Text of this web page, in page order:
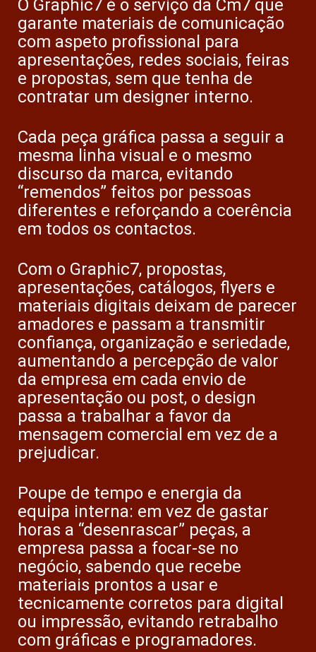
O Graphic7 é o serviço da Cm7 que
garante materiais de comunicação
com aspeto profissional para
apresentações, redes sociais, feiras
e propostas, sem que tenha de
contratar um designer interno.
Cada peça gráfica passa a seguir a
mesma linha visual e o mesmo
discurso da marca, evitando
“remendos” feitos por pessoas
diferentes e reforçando a coerência
em todos os contactos.
Com o Graphic7, propostas,
apresentações, catálogos, flyers e
materiais digitais deixam de parecer
amadores e passam a transmitir
confiança, organização e seriedade,
aumentando a percepção de valor
da empresa em cada envio de
apresentação ou post, o design
passa a trabalhar a favor da
mensagem comercial em vez de a
prejudicar.
Poupe de tempo e energia da
equipa interna: em vez de gastar
horas a “desenrascar” peças, a
empresa passa a focar-se no
negócio, sabendo que recebe
materiais prontos a usar e
tecnicamente corretos para digital
ou impressão, evitando retrabalho
com gráficas e programadores.